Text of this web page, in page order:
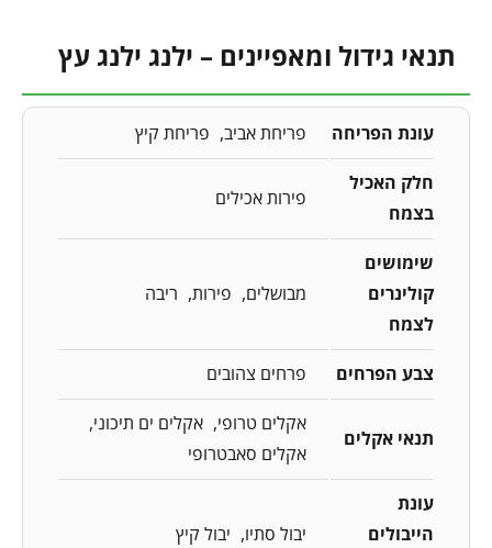
תנאי גידול ומאפיינים – ילנג ילנג עץ
עונת הפריחה פריחת אביב פריחת קיץ
חלק האכיל
בצמח
פירות אכילים
שימושים
קולינרים
לצמח
מבושלים פירות ריבה
צבע הפרחים פרחים צהובים
תנאי אקלים
אקלים טרופי
אקלים ים תיכוני
אקלים סאבטרופי
עונת
הייבולים
יבול סתיו יבול קיץ